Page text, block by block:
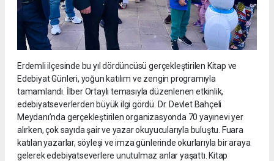
Erdemli ilçesinde bu yıl dördüncüsü gerçekleştirilen Kitap ve
Edebiyat Günleri, yoğun katılım ve zengin programıyla
tamamlandı. İlber Ortaylı temasıyla düzenlenen etkinlik,
edebiyatseverlerden büyük ilgi gördü. Dr. Devlet Bahçeli
Meydanı’nda gerçekleştirilen organizasyonda 70 yayınevi yer
alırken, çok sayıda şair ve yazar okuyucularıyla buluştu. Fuara
katılan yazarlar, söyleşi ve imza günlerinde okurlarıyla bir araya
gelerek edebiyatseverlere unutulmaz anlar yaşattı. Kitap